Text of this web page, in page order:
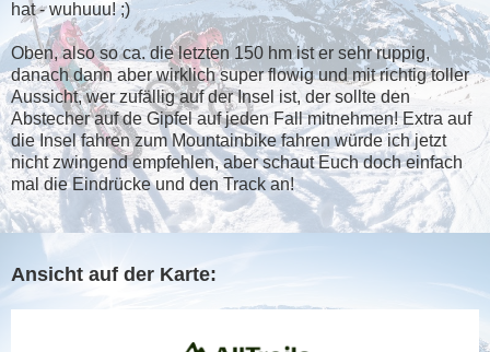
hat - wuhuuu! ;)
Oben, also so ca. die letzten 150 hm ist er sehr ruppig,
danach dann aber wirklich super flowig und mit richtig toller
Aussicht, wer zufällig auf der Insel ist, der sollte den
Abstecher auf de Gipfel auf jeden Fall mitnehmen! Extra auf
die Insel fahren zum Mountainbike fahren würde ich jetzt
nicht zwingend empfehlen, aber schaut Euch doch einfach
mal die Eindrücke und den Track an!
Ansicht auf der Karte: